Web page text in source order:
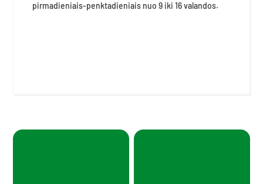
pirmadieniais-penktadieniais nuo 9 iki 16 valandos.